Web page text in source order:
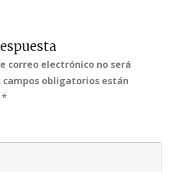
correo electrónico no será
campos obligatorios están
*